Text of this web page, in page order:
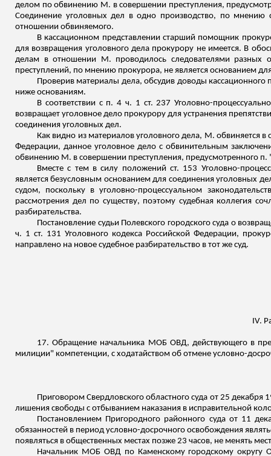
делом по обвинению М. в совершении преступления,
Соединение уголовных дел в одно производство, по мнению
отношении обвиняемого.
В кассационном представлении старший помощник
для возвращения уголовного дела прокурору не имеется. В
делам в отношении М. проводилось следователями разных
преступлений, по мнению прокурора, не является основанием
Проверив материалы дела, обсудив доводы
ниже основаниям.
В соответствии с п. 4 ч. 1 ст. 237 Уголовно-
возвращает уголовное дело прокурору для устранения
соединения уголовных дел.
Как видно из материалов уголовного дела, М. обвиняется
Федерации, данное уголовное дело с обвинительным
обвинению М. в совершении преступления, предусмотренного п.
Вместе с тем в силу положений ст. 153 Уголовно-
является безусловным основанием для соединения уголовных
судом, поскольку в уголовно-процессуальном
рассмотрения дел по существу, поэтому судебная коллегия
разбирательства.
Постановление судьи Полевского городского суда о
ч. 1 ст. 131 Уголовного кодекса Российской Федерации,
направлено на новое судебное разбирательство в тот же суд.
IV.
17. Обращение начальника МОБ ОВД, действующего в
милиции" компетенции, с ходатайством об отмене условно-
Приговором Свердловского областного суда от 25
лишения свободы с отбыванием наказания в исправительной
Постановлением Пригородного районного суда от 11
обязанностей в период условно-досрочного освобождения
появляться в общественных местах позже 23 часов, не менять
Начальник МОБ ОВД по Каменскому городскому округу